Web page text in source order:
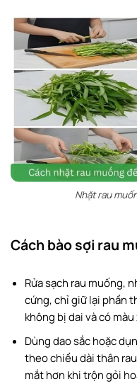
Nhặt rau
Cách bào sợi rau
Rửa sạch rau muống,
cứng, chỉ giữ lại phần
không bị dai và có
Dùng dao sắc hoặc
theo chiều dài thân
mắt hơn khi trộn gỏi